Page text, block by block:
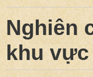
Nghiên
khu vực